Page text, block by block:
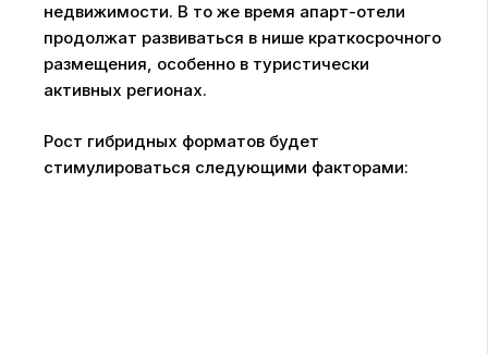
недвижимости. В то же время апарт-отели
продолжат развиваться в нише краткосрочного
размещения, особенно в туристически
активных регионах.
Рост гибридных форматов будет
стимулироваться следующими факторами: